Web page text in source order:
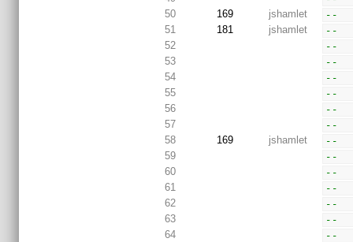
50
169 jshamlet
--
51
181 jshamlet
--
52
--
53
--
54
--
55
--
56
--
57
--
58
169 jshamlet
--
59
--
60
--
61
--
62
--
63
--
64
--